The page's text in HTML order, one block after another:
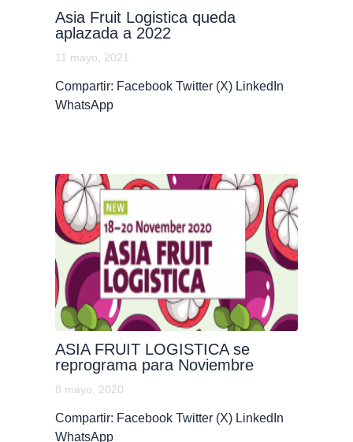
Asia Fruit Logistica queda
aplazada a 2022
11 mayo, 2021
Compartir: Facebook Twitter (X) LinkedIn
WhatsApp
ASIA FRUIT LOGISTICA se
reprograma para Noviembre
8 mayo, 2020
Compartir: Facebook Twitter (X) LinkedIn
WhatsApp